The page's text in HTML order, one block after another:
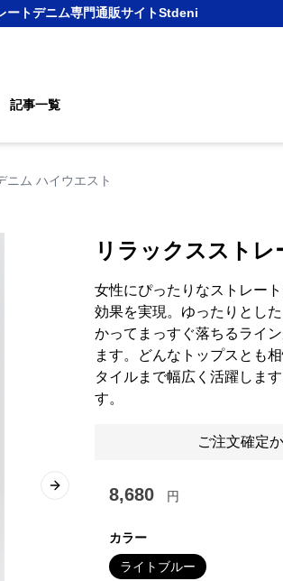
ートデニム専門通販サイトStdeni
記事一覧
ニム ハイウエスト
Next slide
リラックススト
女性にぴったりなストレー
効果を実現。ゆったりとし
かってまっすぐ落ちるライ
ます。どんなトップスとも
タイルまで幅広く活躍しま
す。
ご注文確定
8,680 円
カラー
ライトブルー